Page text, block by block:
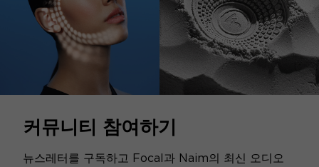
커뮤니티 참여하기
뉴스레터를 구독하고 Focal과 Naim의 최신 오디오